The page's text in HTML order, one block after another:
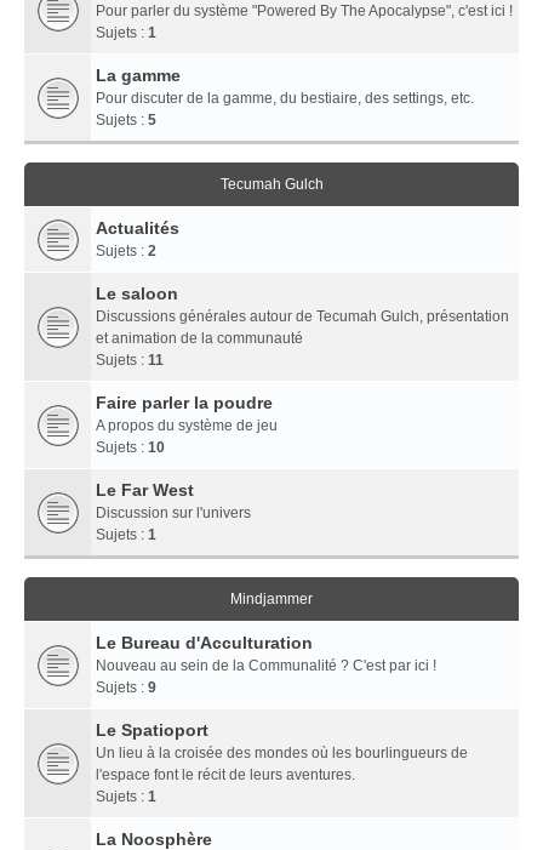
Pour parler du système "Powered By The Apocalypse", c'est ici !
Sujets : 1
La gamme
Pour discuter de la gamme, du bestiaire, des settings, etc.
Sujets : 5
Tecumah Gulch
Actualités
Sujets : 2
Le saloon
Discussions générales autour de Tecumah Gulch, présentation
et animation de la communauté
Sujets : 11
Faire parler la poudre
A propos du système de jeu
Sujets : 10
Le Far West
Discussion sur l'univers
Sujets : 1
Mindjammer
Le Bureau d'Acculturation
Nouveau au sein de la Communalité ? C'est par ici !
Sujets : 9
Le Spatioport
Un lieu à la croisée des mondes où les bourlingueurs de
l'espace font le récit de leurs aventures.
Sujets : 1
La Noosphère